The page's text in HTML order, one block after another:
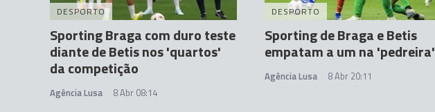
DESPORTO
Sporting Braga com duro teste
diante de Betis nos 'quartos'
da competição
Agência Lusa 8 Abr 08:14
DESPORTO
Sporting de Braga e Betis
empatam a um na 'pedreira'
Agência Lusa 8 Abr 20:11